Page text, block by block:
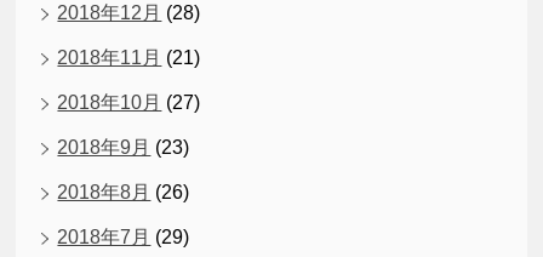
2018年12月 (28)
2018年11月 (21)
2018年10月 (27)
2018年9月 (23)
2018年8月 (26)
2018年7月 (29)